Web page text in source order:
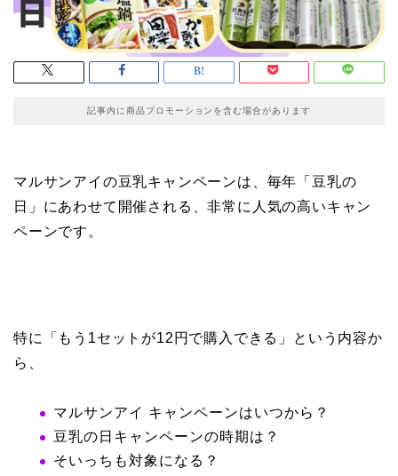
記事内に商品プロモーションを含む場合があります
マルサンアイの豆乳キャンペーンは、毎年「豆乳の
日」にあわせて開催される、非常に人気の高いキャン
ペーンです。
特に「もう1セットが12円で購入できる」という内容か
ら、
マルサンアイ キャンペーンはいつから？
豆乳の日キャンペーンの時期は？
そいっちも対象になる？